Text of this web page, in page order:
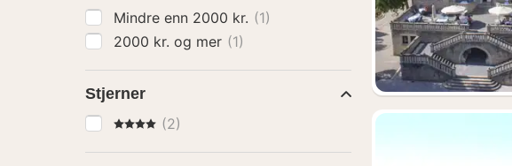
Mindre enn 2000 kr. (1)
2000 kr. og mer (1)
Stjerner
4 Stjerner
(2)